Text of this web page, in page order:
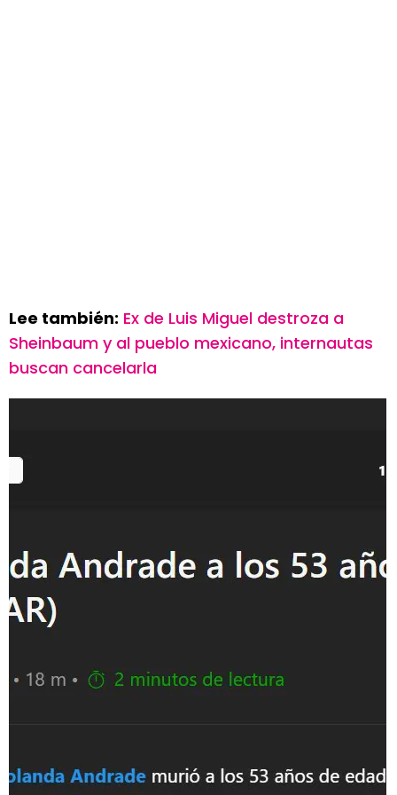
Lee también: Ex de Luis Miguel destroza a
Sheinbaum y al pueblo mexicano, internautas
buscan cancelarla